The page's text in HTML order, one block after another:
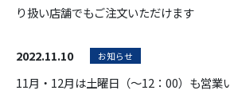
り扱い店舗でもご注文いただけます
2022.11.10 お知らせ
11月・12月は土曜日（～12：00）も営業